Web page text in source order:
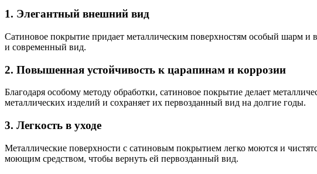
1. Элегантный внешний вид
Сатиновое покрытие придает металлическим поверхностям особый шарм
и современный вид.
2. Повышенная устойчивость к царапинам и коррозии
Благодаря особому методу обработки, сатиновое покрытие делает
металлических изделий и сохраняет их первозданный вид на долгие годы.
3. Легкость в уходе
Металлические поверхности с сатиновым покрытием легко моются и
моющим средством, чтобы вернуть ей первозданный вид.